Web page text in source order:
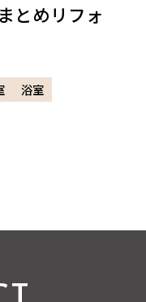
とめリフォ
浴室